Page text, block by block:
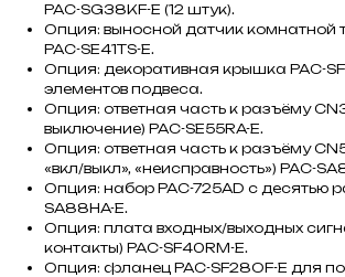
PAC-SG38KF-E (12 штук).
Опция: выносной датчик комнатной
PAC-SE41TS-E.
Опция: декоративная крышка PAC-
элементов подвеса.
Опция: ответная часть к разъёму
выключение) PAC-SE55RA-E.
Опция: ответная часть к разъёму
«вкл/выкл», «неисправность») PAC-
Опция: набор PAC-725AD с десятью
SA88HA-E.
Опция: плата входных/выходных
контакты) PAC-SF40RM-E.
Опция: фланец PAC-SF28OF-E для